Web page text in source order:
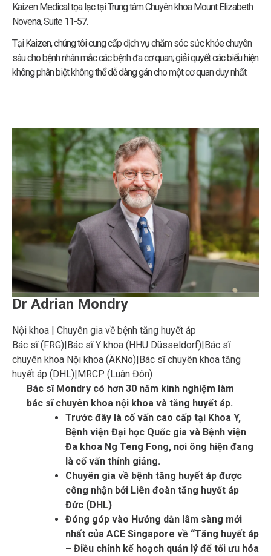
Kaizen Medical tọa lạc tại Trung tâm Chuyên khoa Mount Elizabeth
Novena, Suite 11-57.
Tại Kaizen, chúng tôi cung cấp dịch vụ chăm sóc sức khỏe chuyên
sâu cho bệnh nhân mắc các bệnh đa cơ quan; giải quyết các biểu hiện
không phân biệt không thể dễ dàng gán cho một cơ quan duy nhất.
Dr Adrian Mondry
Nội khoa | Chuyên gia về bệnh tăng huyết áp
Bác sĩ (FRG)|Bác sĩ Y khoa (HHU Düsseldorf)|Bác sĩ
chuyên khoa Nội khoa (ÄKNo)|Bác sĩ chuyên khoa tăng
huyết áp (DHL)|MRCP (Luân Đôn)
Bác sĩ Mondry có hơn 30 năm kinh nghiệm làm
bác sĩ chuyên khoa nội khoa và tăng huyết áp.
Trước đây là cố vấn cao cấp tại Khoa Y,
Bệnh viện Đại học Quốc gia và Bệnh viện
Đa khoa Ng Teng Fong, nơi ông hiện đang
là cố vấn thỉnh giảng.
Chuyên gia về bệnh tăng huyết áp được
công nhận bởi Liên đoàn tăng huyết áp
Đức (DHL)
Đóng góp vào Hướng dẫn lâm sàng mới
nhất của ACE Singapore về “Tăng huyết áp
– Điều chỉnh kế hoạch quản lý để tối ưu hóa